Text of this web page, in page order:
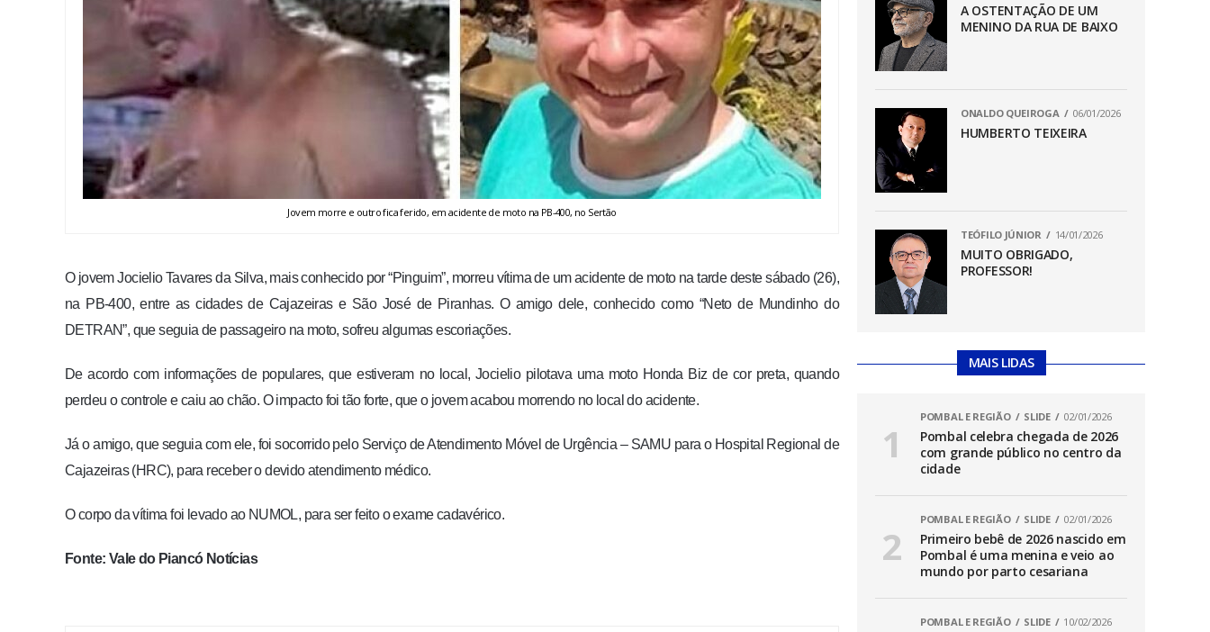
Jovem morre e outro fica ferido, em acidente de moto na PB-400, no Sertão
O jovem Jocielio Tavares da Silva, mais conhecido por “Pinguim”, morreu vítima de um acidente de moto na tarde deste sábado (26),
na PB-400, entre as cidades de Cajazeiras e São José de Piranhas. O amigo dele, conhecido como “Neto de Mundinho do
DETRAN”, que seguia de passageiro na moto, sofreu algumas escoriações.
De acordo com informações de populares, que estiveram no local, Jocielio pilotava uma moto Honda Biz de cor preta, quando
perdeu o controle e caiu ao chão. O impacto foi tão forte, que o jovem acabou morrendo no local do acidente.
Já o amigo, que seguia com ele, foi socorrido pelo Serviço de Atendimento Móvel de Urgência – SAMU para o Hospital Regional de
Cajazeiras (HRC), para receber o devido atendimento médico.
O corpo da vítima foi levado ao NUMOL, para ser feito o exame cadavérico.
Fonte: Vale do Piancó Notícias
A OSTENTAÇÃO DE UM
MENINO DA RUA DE BAIXO
ONALDO QUEIROGA 06/01/2026
HUMBERTO TEIXEIRA
TEÓFILO JÚNIOR 14/01/2026
MUITO OBRIGADO,
PROFESSOR!
MAIS LIDAS
POMBAL E REGIÃO SLIDE 02/01/2026
Pombal celebra chegada de 2026
com grande público no centro da
cidade
POMBAL E REGIÃO SLIDE 02/01/2026
Primeiro bebê de 2026 nascido em
Pombal é uma menina e veio ao
mundo por parto cesariana
POMBAL E REGIÃO SLIDE 10/02/2026